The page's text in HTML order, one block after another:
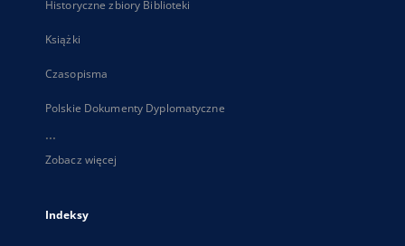
Historyczne zbiory Biblioteki
Książki
Czasopisma
Polskie Dokumenty Dyplomatyczne
...
Zobacz więcej
Indeksy